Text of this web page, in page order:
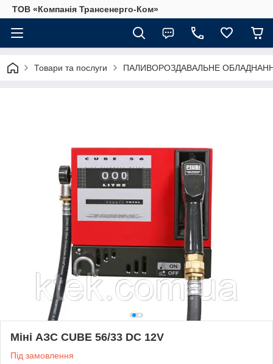
ТОВ «Компанія Трансенерго-Ком»
Товари та послуги ПАЛИВОРОЗДАВАЛЬНЕ
Міні АЗС CUBE 56/33 DC 12V
Під замовлення